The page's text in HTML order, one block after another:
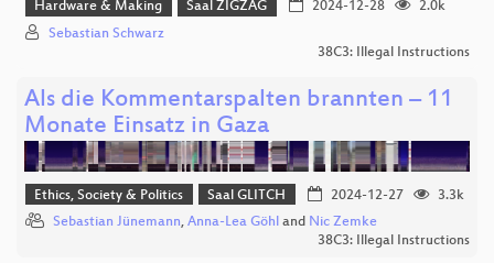
Hardware & Making Saal ZIGZAG 2024-12-28
2.0k
Sebastian Schwarz
38C3: Illegal Instructions
Als die Kommentarspalten brannten – 11
Monate Einsatz in Gaza
Ethics, Society & Politics Saal GLITCH 2024-12-27
3.3k
Sebastian Jünemann, Anna-Lea Göhl and Nic Zemke
38C3: Illegal Instructions